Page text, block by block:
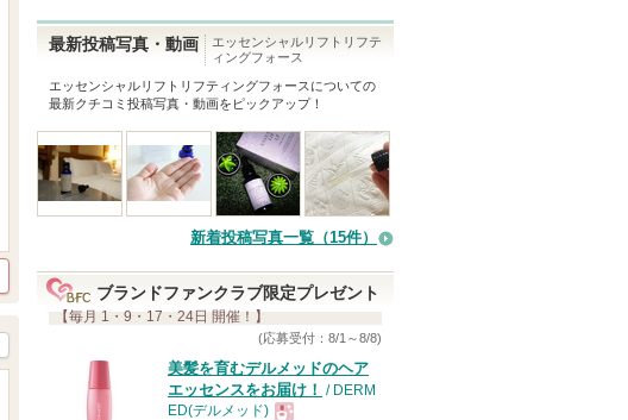
最新投稿写真・動画
エッセンシャルリフトリフテ
ィングフォース
エッセンシャルリフトリフティングフォース についての
最新クチコミ投稿写真・動画をピックアップ！
新着投稿写真一覧（15件）
ブランドファンクラブ限定プレゼント
【毎月 1・9・17・24日 開催！】
(応募受付：8/1～8/8)
美髪を育むデルメッドのヘア
エッセンスをお届け！ / DERM
ED(デルメッド)